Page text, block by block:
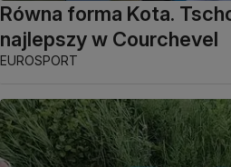
Równa forma Kota.
najlepszy w Courchevel
EUROSPORT